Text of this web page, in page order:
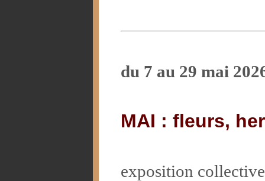
du 7 au 29 mai
MAI : fleurs,
exposition collective